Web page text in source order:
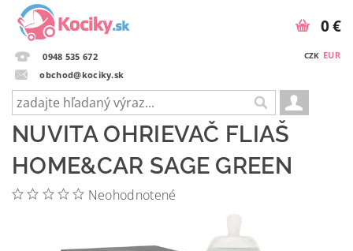
0948 535 672
obchod@kociky.sk
CZK EUR
0 €
NUVITA OHRIEVAČ FLIAŠ
HOME&CAR SAGE GREEN
Neohodnotené